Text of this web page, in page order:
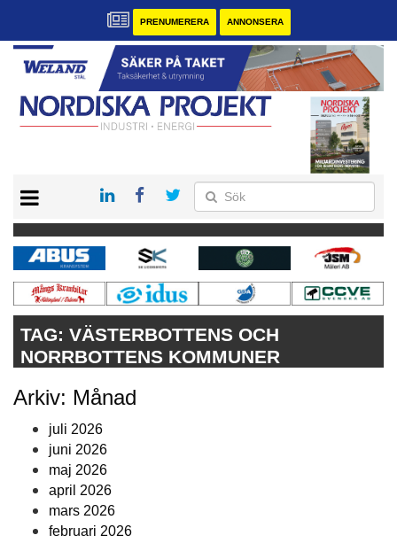
PRENUMERERA ANNONSERA
KONTAKT
VÅRA ANDRA MAGASIN
PRENUMERERA
ANNONSERA
TAG: VÄSTERBOTTENS OCH
NORRBOTTENS KOMMUNER
Arkiv: Månad
juli 2026
juni 2026
maj 2026
april 2026
mars 2026
februari 2026